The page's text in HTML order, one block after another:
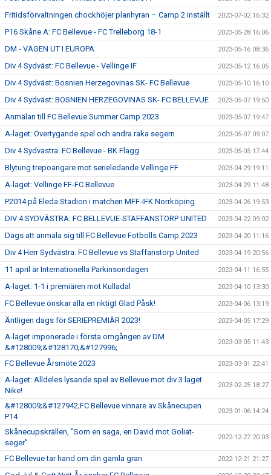
Fritidsförvaltningen chockhöjer planhyran – Camp 2 inställt 2023-07-02 16:32
P16 Skåne A: FC Bellevue - FC Trelleborg 18-1 2023-05-28 16:06
DM - VÄGEN UT I EUROPA 2023-05-16 08:36
Div 4 Sydväst: FC Bellevue - Vellinge IF 2023-05-12 16:05
Div 4 Sydväst: Bosnien Herzegovinas SK- FC Bellevue 2023-05-10 16:10
Div 4 Sydväst: BOSNIEN HERZEGOVINAS SK- FC BELLEVUE 2023-05-07 19:50
Anmälan till FC Bellevue Summer Camp 2023 2023-05-07 19:47
A-laget: Övertygande spel och andra raka segern 2023-05-07 09:07
Div 4 Sydvästra: FC Bellevue - BK Flagg 2023-05-05 17:44
Blytung trepoängare mot serieledande Vellinge FF 2023-04-29 19:11
A-laget: Vellinge FF-FC Bellevue 2023-04-29 11:48
P2014 på Eleda Stadion i matchen MFF-IFK Norrköping 2023-04-26 19:53
DIV 4 SYDVÄSTRA: FC BELLEVUE-STAFFANSTORP UNITED 2023-04-22 09:02
Dags att anmäla sig till FC Bellevue Fotbolls Camp 2023 2023-04-20 11:16
Div 4 Herr Sydvästra: FC Bellevue vs Staffanstorp United 2023-04-19 20:56
11 april är Internationella Parkinsondagen 2023-04-11 16:55
A-laget: 1-1 i premiären mot Kulladal 2023-04-10 13:30
FC Bellevue önskar alla en riktigt Glad Påsk! 2023-04-06 13:19
Äntligen dags för SERIEPREMIÄR 2023! 2023-04-05 17:29
A-laget imponerade i första omgången av DM
&#128009;&#128170;&#127996;
2023-03-05 11:43
FC Bellevue Årsmöte 2023 2023-03-01 22:41
A-laget: Alldeles lysande spel av Bellevue mot div 3 laget
Nike!
2023-02-25 18:27
&#128009;&#127942;FC Bellevue vinnare av Skånecupen
P14
2023-01-06 14:24
Skånecupskrällen, ”Som en saga, en David mot Goliat-
seger”
2022-12-27 20:03
FC Bellevue tar hand om din gamla gran 2022-12-21 21:27